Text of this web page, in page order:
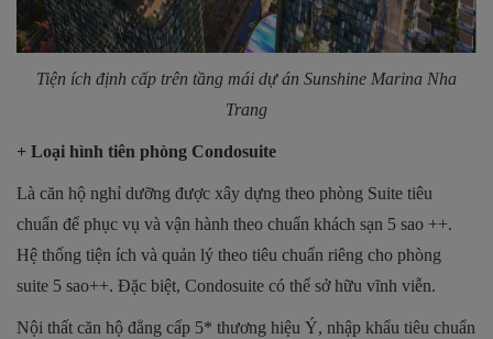
Tiện ích định cấp trên tầng mái dự án Sunshine Marina Nha
Trang
+ Loại hình tiên phòng Condosuite
Là căn hộ nghỉ dưỡng được xây dựng theo phòng Suite tiêu
chuẩn để phục vụ và vận hành theo chuẩn khách sạn 5 sao ++.
Hệ thống tiện ích và quản lý theo tiêu chuẩn riêng cho phòng
suite 5 sao++. Đặc biệt, Condosuite có thể sở hữu vĩnh viễn.
Nội thất căn hộ đẳng cấp 5* thương hiệu Ý, nhập khẩu tiêu chuẩn